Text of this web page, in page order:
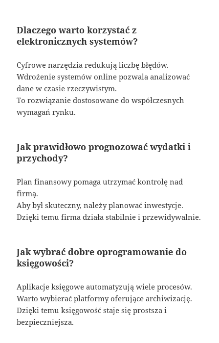
Dlaczego warto korzystać z
elektronicznych systemów?
Cyfrowe narzędzia redukują liczbę błędów.
Wdrożenie systemów online pozwala analizować
dane w czasie rzeczywistym.
To rozwiązanie dostosowane do współczesnych
wymagań rynku.
Jak prawidłowo prognozować wydatki i
przychody?
Plan finansowy pomaga utrzymać kontrolę nad
firmą.
Aby był skuteczny, należy planować inwestycje.
Dzięki temu firma działa stabilnie i przewidywalnie.
Jak wybrać dobre oprogramowanie do
księgowości?
Aplikacje księgowe automatyzują wiele procesów.
Warto wybierać platformy oferujące archiwizację.
Dzięki temu księgowość staje się prostsza i
bezpieczniejsza.